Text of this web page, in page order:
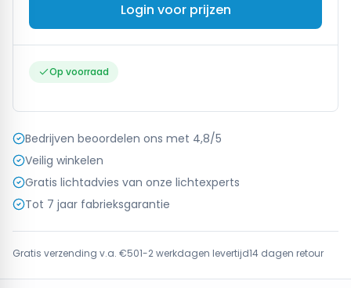
Login voor prijzen
Op voorraad
Bedrijven beoordelen ons met 4,8/5
Veilig winkelen
Gratis lichtadvies van onze lichtexperts
Tot 7 jaar fabrieksgarantie
Gratis verzending v.a. €501-2 werkdagen levertijd14 dagen retour